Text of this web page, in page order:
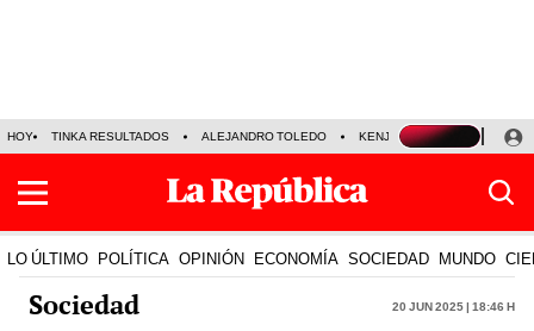
HOY TINKA RESULTADOS ALEJANDRO TOLEDO KENJI FUJIMORI
LO ÚLTIMO POLÍTICA OPINIÓN ECONOMÍA SOCIEDAD MUNDO
Sociedad 20 Jun 2025 | 18:46 h